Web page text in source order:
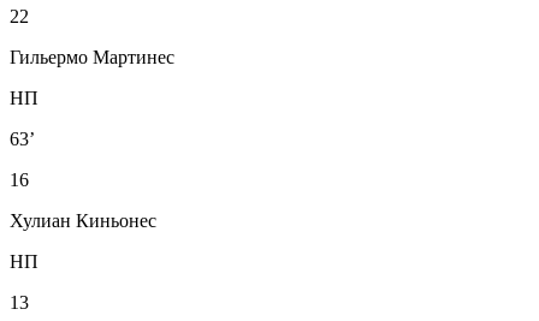
22
Гильермо Мартинес
НП
63’
16
Хулиан Киньонес
НП
13